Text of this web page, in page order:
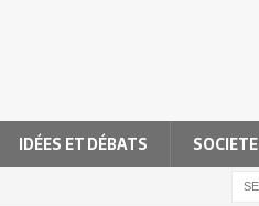
IDÉES ET DÉBATS SOCIETE